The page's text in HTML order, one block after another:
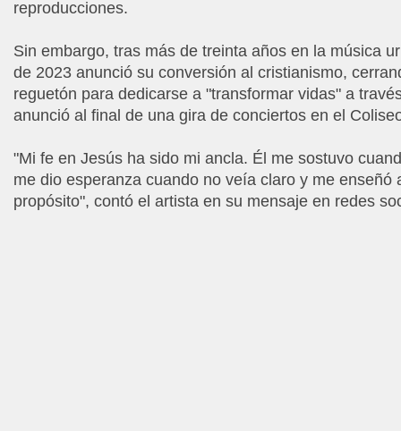
reproducciones.
Sin embargo, tras más de treinta años en la música
de 2023 anunció su conversión al cristianismo,
reguetón para dedicarse a "transformar vidas" a
anunció al final de una gira de conciertos en el
"Mi fe en Jesús ha sido mi ancla. Él me sostuvo
me dio esperanza cuando no veía claro y me enseñó
propósito", contó el artista en su mensaje en redes